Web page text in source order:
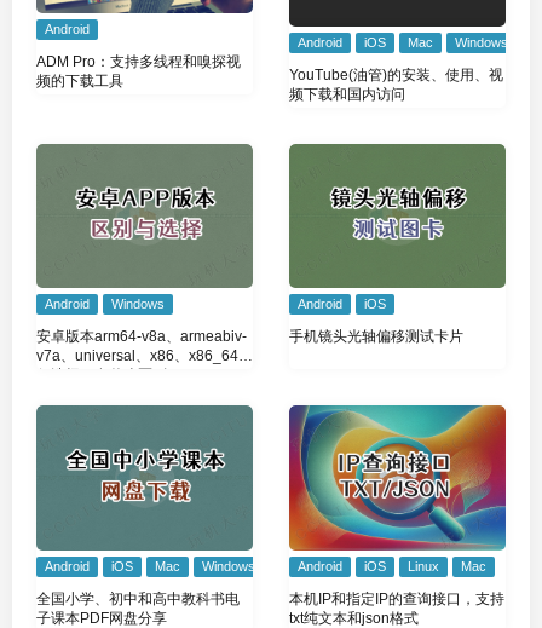
Android
ADM Pro：支持多线程和嗅探视
频的下载工具
Android iOS Mac Windows
YouTube(油管)的安装、使用、视
频下载和国内访问
Android Windows
安卓版本arm64-v8a、armeabiv-
v7a、universal、x86、x86_64如
Android iOS
手机镜头光轴偏移测试卡片
Android iOS Mac Windows
全国小学、初中和高中教科书电
子课本PDF网盘分享
Android iOS Linux Mac
本机IP和指定IP的查询接口，支持
txt纯文本和json格式